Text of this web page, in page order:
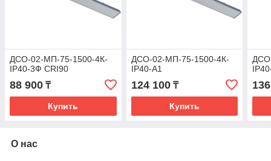
ДСО-02-МП-75-1500-4К-
IP40-3Ф CRI90
88 900 ₸
Купить
ДСО-02-МП-75-1500-4К-
IP40-A1
124 100₸
Купить
О нас